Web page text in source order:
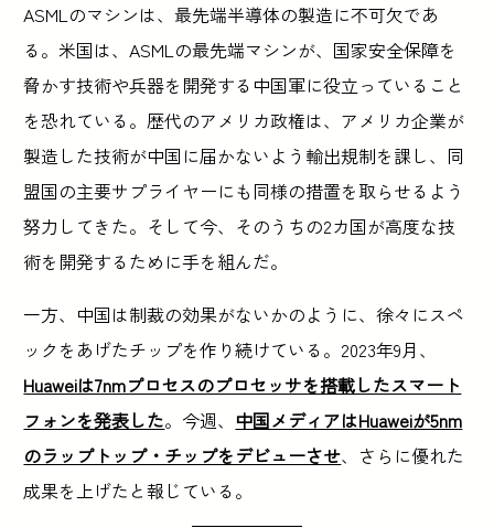
ASMLのマシンは、最先端半導体の製造に不可欠であ
る。米国は、ASMLの最先端マシンが、国家安全保障を
脅かす技術や兵器を開発する中国軍に役立っていること
を恐れている。歴代のアメリカ政権は、アメリカ企業が
製造した技術が中国に届かないよう輸出規制を課し、同
盟国の主要サプライヤーにも同様の措置を取らせるよう
努力してきた。そして今、そのうちの2カ国が高度な技
術を開発するために手を組んだ。
一方、中国は制裁の効果がないかのように、徐々にスペ
ックをあげたチップを作り続けている。2023年9月、
Huaweiは7nmプロセスのプロセッサを搭載したスマート
フォンを発表した。今週、 中国メディアはHuaweiが5nm
のラップトップ・チップをデビューさせ、さらに優れた
成果を上げたと報じている。